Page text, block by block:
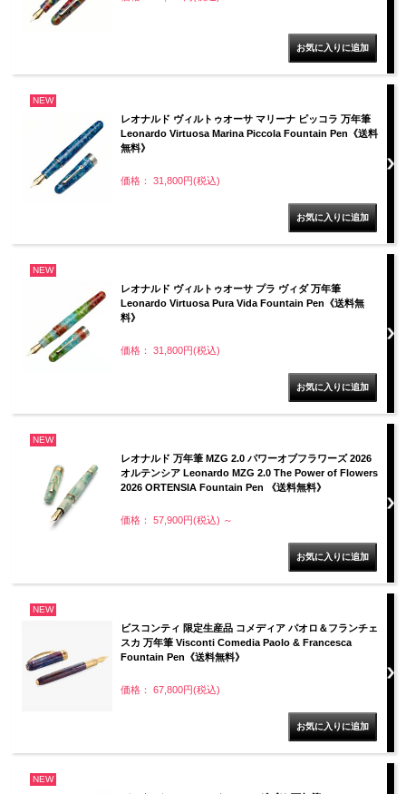
NEW
レオナルド ヴィルトゥオーサ マリーナ ピッコラ 万年筆
Leonardo Virtuosa Marina Piccola Fountain Pen《送料
無料》
価格： 31,800円(税込)
NEW
レオナルド ヴィルトゥオーサ プラ ヴィダ 万年筆
Leonardo Virtuosa Pura Vida Fountain Pen《送料無
料》
価格： 31,800円(税込)
NEW
レオナルド 万年筆 MZG 2.0 パワーオブフラワーズ 2026
オルテンシア Leonardo MZG 2.0 The Power of Flowers
2026 ORTENSIA Fountain Pen 《送料無料》
価格： 57,900円(税込) ～
NEW
ビスコンティ 限定生産品 コメディア パオロ＆フランチェ
スカ 万年筆 Visconti Comedia Paolo & Francesca
Fountain Pen《送料無料》
価格： 67,800円(税込)
NEW